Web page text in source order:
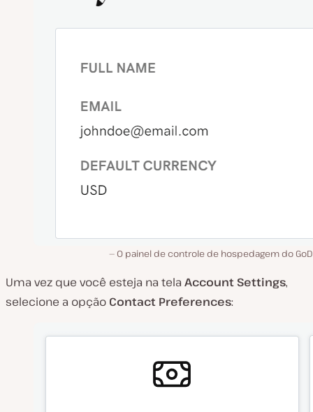
O painel de controle de hospedagem do
Uma vez que você esteja na tela Account Settings,
selecione a opção Contact Preferences: